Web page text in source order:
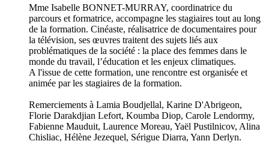
Mme Isabelle BONNET-MURRAY, coordinatrice du
parcours et formatrice, accompagne les stagiaires tout au long
de la formation. Cinéaste, réalisatrice de documentaires pour
la télévision, ses œuvres traitent des sujets liés aux
problématiques de la société : la place des femmes dans le
monde du travail, l’éducation et les enjeux climatiques.
A l'issue de cette formation, une rencontre est organisée et
animée par les stagiaires de la formation.
Remerciements à Lamia Boudjellal, Karine D'Abrigeon,
Florie Darakdjian Lefort, Koumba Diop, Carole Lendormy,
Fabienne Mauduit, Laurence Moreau, Yaël Pustilnicov, Alina
Chisliac, Hélène Jezequel, Sérigue Diarra, Yann Derlyn.